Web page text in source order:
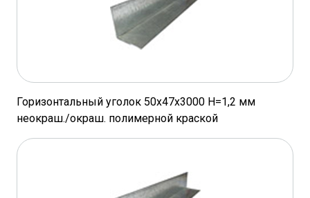
Горизонтальный уголок 50х47х3000 Н=1,2 мм
неокраш./окраш. полимерной краской